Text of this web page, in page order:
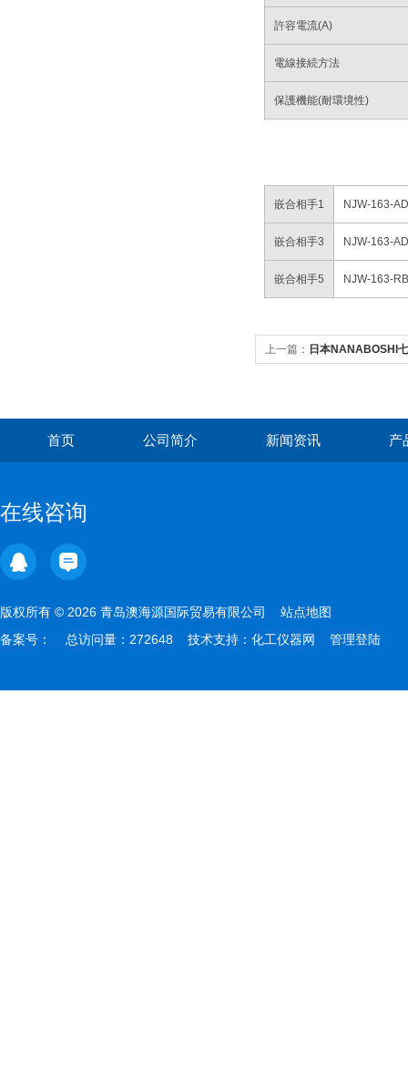
許容電流(A)
電線接続方法
保護機能(耐環境性)
嵌合相手1 NJW-163-
嵌合相手3 NJW-163-
嵌合相手5 NJW-163-
上一篇： 日本NANABOSHI
首页 公司简介 新闻资讯 产
在线咨询
版权所有 © 2026 青岛澳海源国际贸易有限公司 站点地图
备案号：
总访问量：272648 技术支持： 化工仪器网 管理登陆